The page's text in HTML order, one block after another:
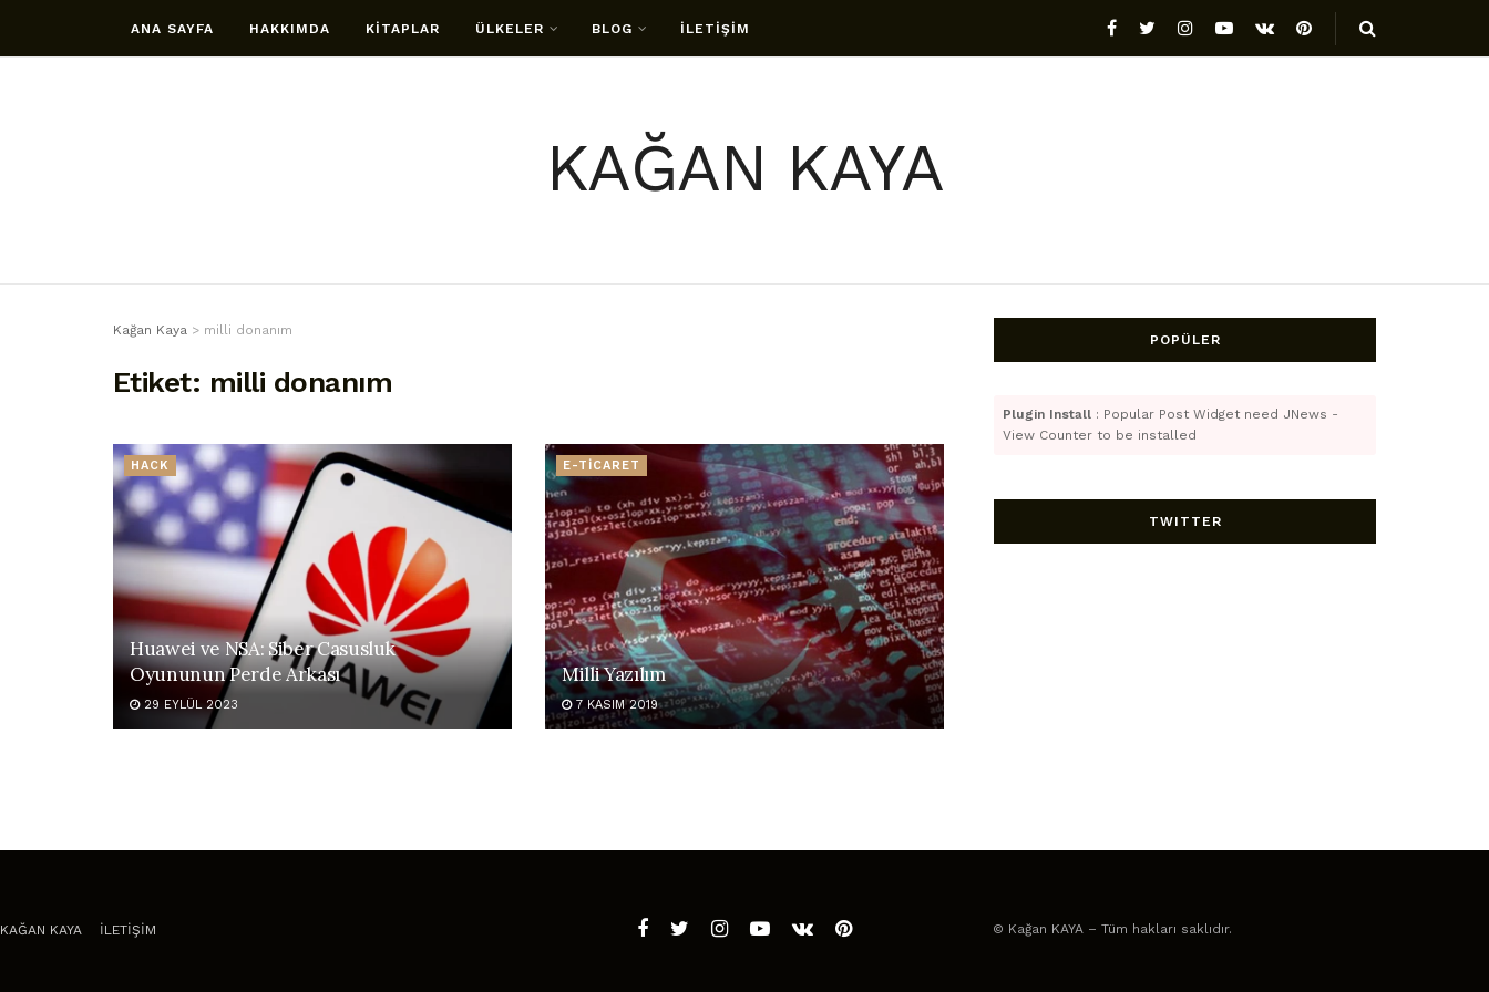
ANA SAYFA HAKKIMDA KİTAPLAR ÜLKELER BLOG İLETİŞİM
KAĞAN KAYA
Kağan Kaya > milli donanım
Etiket: milli donanım
HACK
Huawei ve NSA: Siber Casusluk
Oyununun Perde Arkası
29 EYLÜL 2023
E-TİCARET
Milli Yazılım
7 KASIM 2019
POPÜLER
Plugin Install : Popular Post Widget need JNews -
View Counter to be installed
TWITTER
KAĞAN KAYA İLETİŞİM © Kağan KAYA – Tüm hakları saklıdır.